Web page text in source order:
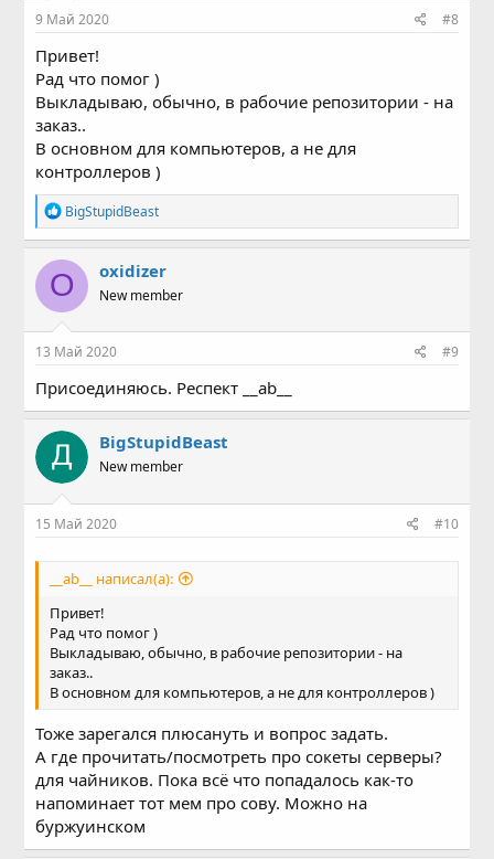
9 Май 2020 #8
Привет!
Рад что помог )
Выкладываю, обычно, в рабочие репозитории - на
заказ..
В основном для компьютеров, а не для
контроллеров )
Р
е
а
к
ц
и
и
:
BigStupidBeast
O oxidizer
New member
13 Май 2020 #9
Присоединяюсь. Респект __ab__
BigStupidBeast
New member
15 Май 2020 #10
__ab__ написал(а):
Привет!
Рад что помог )
Выкладываю, обычно, в рабочие репозитории - на
заказ..
В основном для компьютеров, а не для контроллеров )
Тоже зарегался плюсануть и вопрос задать.
А где прочитать/посмотреть про сокеты серверы?
для чайников. Пока всё что попадалось как-то
напоминает тот мем про сову. Можно на
буржуинском